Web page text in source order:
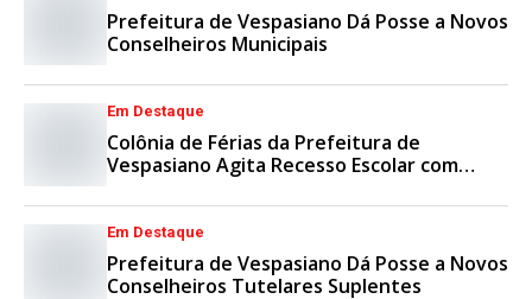
Prefeitura de Vespasiano Dá Posse a Novos
Conselheiros Municipais
Em Destaque
Colônia de Férias da Prefeitura de
Vespasiano Agita Recesso Escolar com
Em Destaque
Prefeitura de Vespasiano Dá Posse a Novos
Conselheiros Tutelares Suplentes